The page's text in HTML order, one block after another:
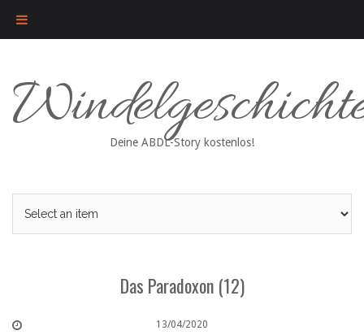
content
Deine ABDL-Story kostenlos!
Das Paradoxon (12)
13/04/2020